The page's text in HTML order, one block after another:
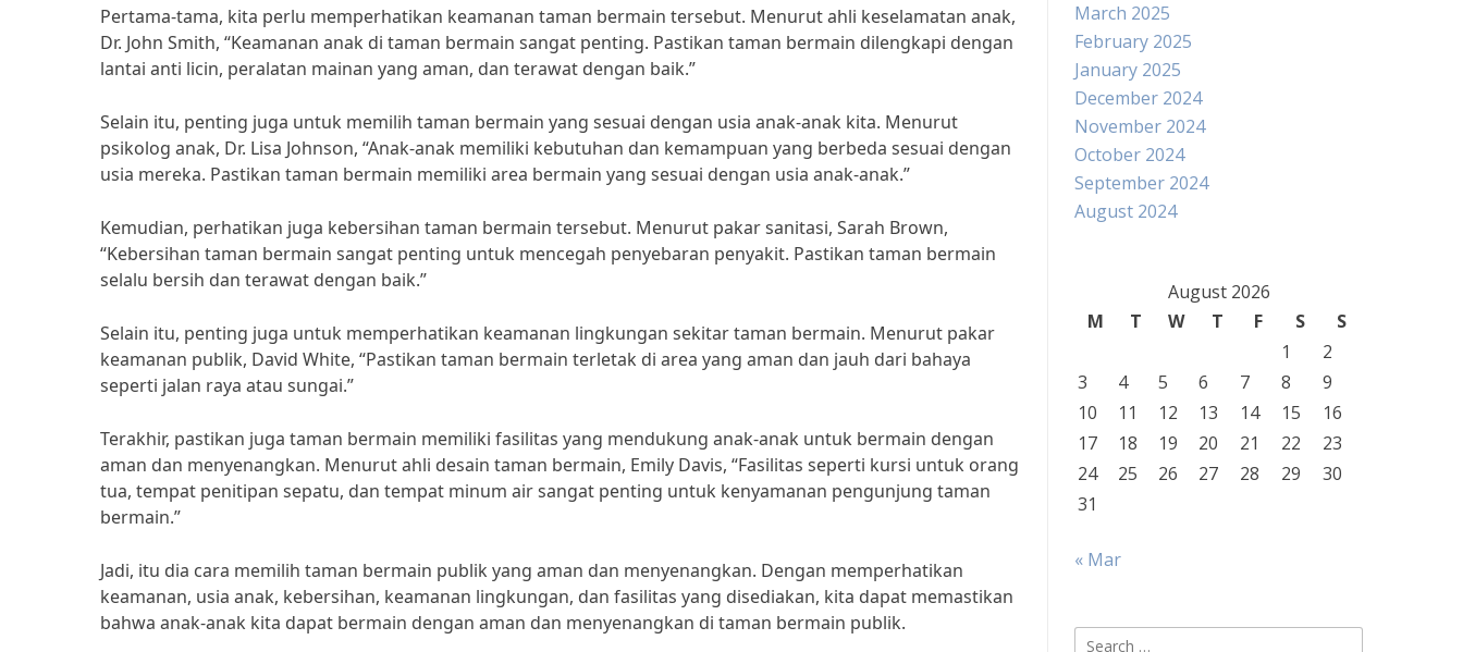
Pertama-tama, kita perlu memperhatikan keamanan taman bermain tersebut. Menurut ahli keselamatan anak,
Dr. John Smith, “Keamanan anak di taman bermain sangat penting. Pastikan taman bermain dilengkapi dengan
lantai anti licin, peralatan mainan yang aman, dan terawat dengan baik.”
Selain itu, penting juga untuk memilih taman bermain yang sesuai dengan usia anak-anak kita. Menurut
psikolog anak, Dr. Lisa Johnson, “Anak-anak memiliki kebutuhan dan kemampuan yang berbeda sesuai dengan
usia mereka. Pastikan taman bermain memiliki area bermain yang sesuai dengan usia anak-anak.”
Kemudian, perhatikan juga kebersihan taman bermain tersebut. Menurut pakar sanitasi, Sarah Brown,
“Kebersihan taman bermain sangat penting untuk mencegah penyebaran penyakit. Pastikan taman bermain
selalu bersih dan terawat dengan baik.”
Selain itu, penting juga untuk memperhatikan keamanan lingkungan sekitar taman bermain. Menurut pakar
keamanan publik, David White, “Pastikan taman bermain terletak di area yang aman dan jauh dari bahaya
seperti jalan raya atau sungai.”
Terakhir, pastikan juga taman bermain memiliki fasilitas yang mendukung anak-anak untuk bermain dengan
aman dan menyenangkan. Menurut ahli desain taman bermain, Emily Davis, “Fasilitas seperti kursi untuk orang
tua, tempat penitipan sepatu, dan tempat minum air sangat penting untuk kenyamanan pengunjung taman
bermain.”
Jadi, itu dia cara memilih taman bermain publik yang aman dan menyenangkan. Dengan memperhatikan
keamanan, usia anak, kebersihan, keamanan lingkungan, dan fasilitas yang disediakan, kita dapat memastikan
bahwa anak-anak kita dapat bermain dengan aman dan menyenangkan di taman bermain publik.
March 2025
February 2025
January 2025
December 2024
November 2024
October 2024
September 2024
August 2024
August 2026
M
T W T F S
S
1
2
3
4 5 6 7 8
9
10
11 12 13 14 15
16
17
18 19 20 21 22
23
24
25 26 27 28 29
30
31
« Mar
Search